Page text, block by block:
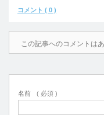
コメント ( 0 )
この記事へのコメントはあ
名前 ( 必須 )